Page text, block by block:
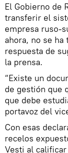
El Gobierno de
transferir el
empresa ruso-
ahora, no se
respuesta de
la prensa.
“Existe un
de gestión que
que debe
portavoz del
Con esas
recelos
Vesti al